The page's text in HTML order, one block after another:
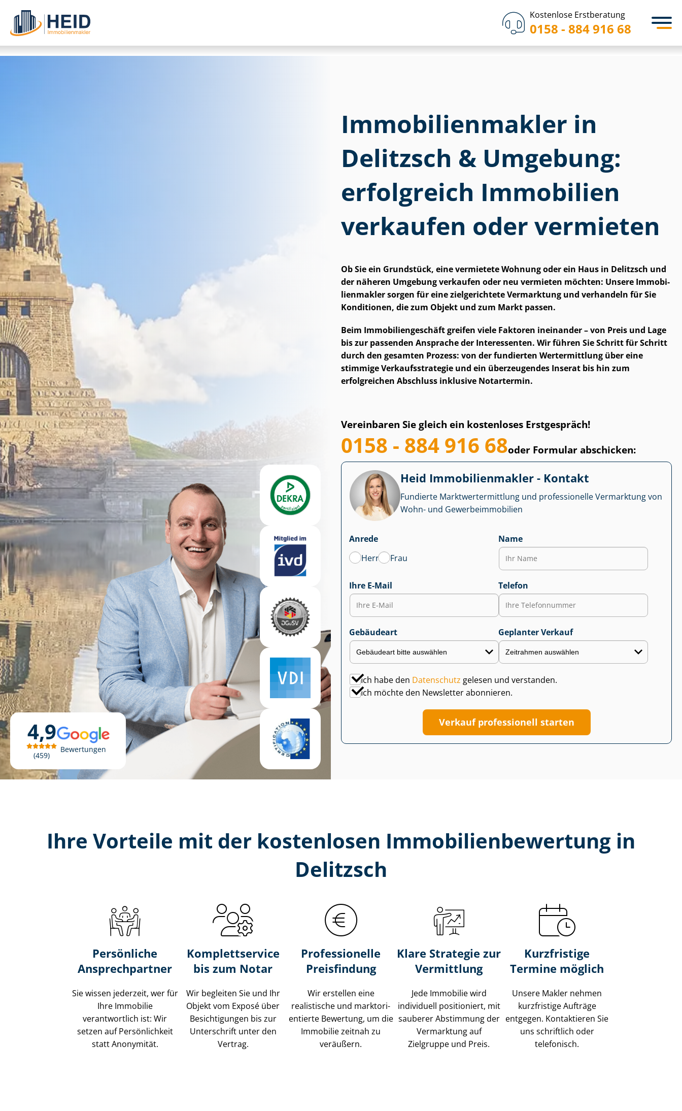
Kostenlose Erstberatung
0158 - 884 916 68
4,9
459
Bewertungen
Im­mo­bi­li­en­mak­ler in
Delitzsch & Umgebung:
erfolgreich Immobilien
verkaufen oder vermieten
Ob Sie ein Grundstück, eine vermietete Wohnung oder ein Haus in Delitzsch und
der näheren Umgebung verkaufen oder neu vermieten möchten: Unsere Im­mo­bi­
li­en­mak­ler sorgen für eine zielgerichtete Vermarktung und verhandeln für Sie
Konditionen, die zum Objekt und zum Markt passen.
Beim Im­mo­bi­li­en­ge­schäft greifen viele Faktoren ineinander – von Preis und Lage
bis zur passenden Ansprache der Interessenten. Wir führen Sie Schritt für Schritt
durch den gesamten Prozess: von der fundierten Wertermittlung über eine
stimmige Ver­kaufs­stra­te­gie und ein überzeugendes Inserat bis hin zum
erfolgreichen Abschluss inklusive Notartermin.
Vereinbaren Sie gleich ein kostenloses Erstgespräch!
0158 - 884 916 68oder Formular abschicken:
Heid Im­mo­bi­li­en­mak­ler - Kontakt
Fundierte Markt­wert­ermitt­lung und professionelle Vermarktung von
Wohn- und Ge­wer­be­im­mo­bi­li­en
Anrede
Herr
Frau
Name
Ihre E-Mail Telefon
Gebäudeart Geplanter Verkauf
Ich habe den Datenschutz gelesen und verstanden.
Ich möchte den Newsletter abonnieren.
Verkauf professionell starten
Ihre Vorteile mit der kostenlosen Im­mo­bi­li­en­be­wer­tung in
Delitzsch
Persönliche
Ansprechpartner
Sie wissen jederzeit, wer für
Ihre Immobilie
verantwortlich ist: Wir
setzen auf Persönlichkeit
statt Anonymität.
Komplettservice
bis zum Notar
Wir begleiten Sie und Ihr
Objekt vom Exposé über
Besichtigungen bis zur
Unterschrift unter den
Vertrag.
Professionelle
Preisfindung
Wir erstellen eine
realistische und markt­ori­
en­tier­te Bewertung, um die
Immobilie zeitnah zu
veräußern.
Klare Strategie zur
Vermittlung
Jede Immobilie wird
individuell positioniert, mit
sauberer Abstimmung der
Vermarktung auf
Zielgruppe und Preis.
Kurzfristige
Termine möglich
Unsere Makler nehmen
kurzfristige Aufträge
entgegen. Kontaktieren Sie
uns schriftlich oder
telefonisch.